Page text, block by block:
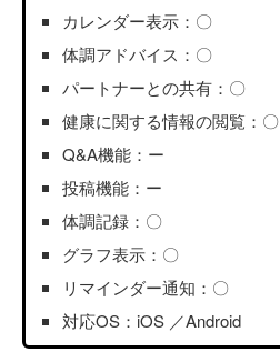
カレンダー表示：〇
体調アドバイス：〇
パートナーとの共有：〇
健康に関する情報の閲覧：〇
Q&A機能：ー
投稿機能：ー
体調記録：〇
グラフ表示：〇
リマインダー通知：〇
対応OS：iOS ／Android